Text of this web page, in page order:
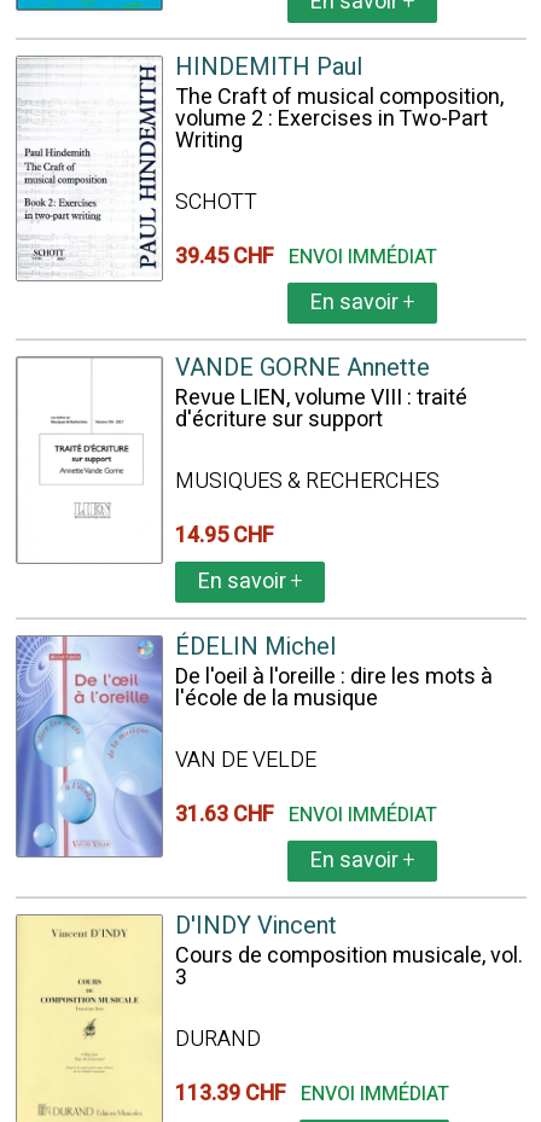
HINDEMITH Paul
The Craft of musical composition,
volume 2 : Exercises in Two-Part
Writing
SCHOTT
39.45 CHF ENVOI IMMÉDIAT
En savoir+
VANDE GORNE Annette
Revue LIEN, volume VIII : traité
d'écriture sur support
MUSIQUES & RECHERCHES
14.95 CHF
En savoir+
ÉDELIN Michel
De l'oeil à l'oreille : dire les mots à
l'école de la musique
VAN DE VELDE
31.63 CHF ENVOI IMMÉDIAT
En savoir+
D'INDY Vincent
Cours de composition musicale, vol.
3
DURAND
113.39 CHF ENVOI IMMÉDIAT